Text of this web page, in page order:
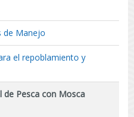
de Manejo
el repoblamiento y
de Pesca con Mosca